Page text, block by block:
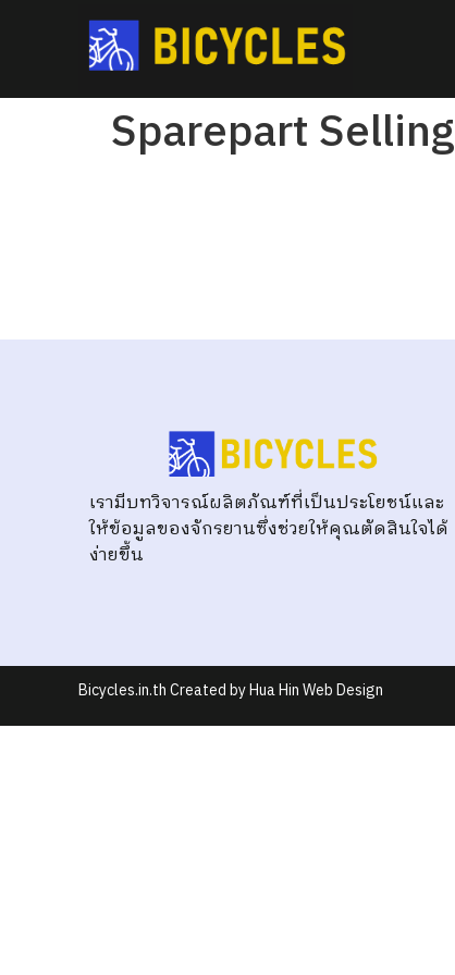
Sparepart Selling
เรามีบทวิจารณ์ผลิตภัณฑ์ที่เป็นประโยชน์และ
ให้ข้อมูลของจักรยานซึ่งช่วยให้คุณตัดสินใจได้
ง่ายขึ้น
Bicycles.in.th Created by Hua Hin Web Design